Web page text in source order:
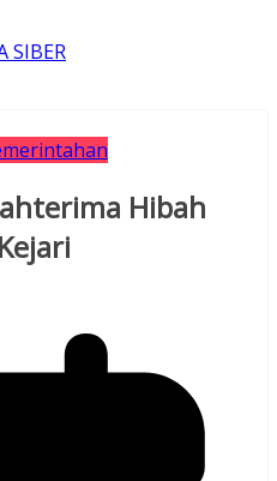
SIBER
Hibah